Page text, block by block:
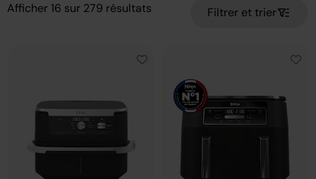
Afficher 16 sur 279 résultats Filtrer et trier